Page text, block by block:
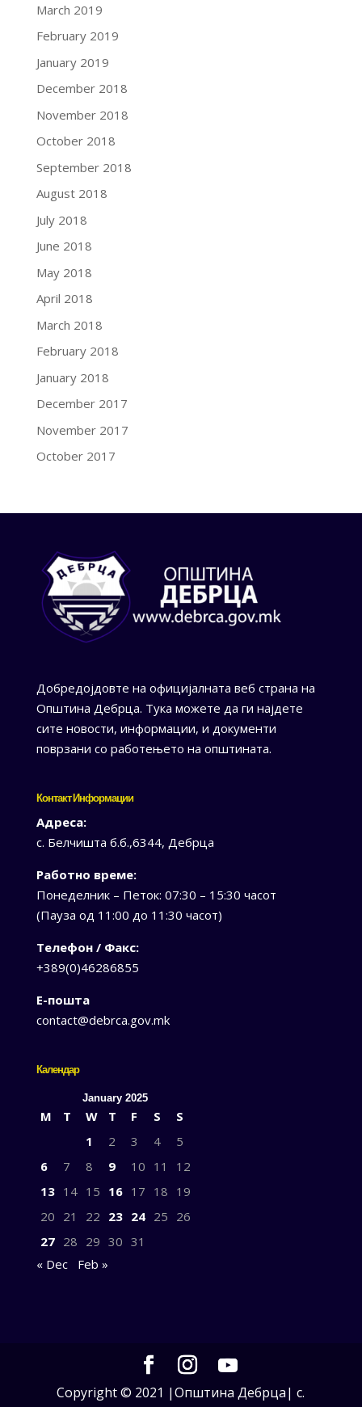
March 2019
February 2019
January 2019
December 2018
November 2018
October 2018
September 2018
August 2018
July 2018
June 2018
May 2018
April 2018
March 2018
February 2018
January 2018
December 2017
November 2017
October 2017
Добредојдовте на официјалната веб страна на
Општина Дебрца. Тука можете да ги најдете
сите новости, информации, и документи
поврзани со работењето на општината.
Контакт Информации
Адреса:
с. Белчишта б.б.,6344, Дебрца
Работно време:
Понеделник – Петок: 07:30 – 15:30 часот
(Пауза од 11:00 до 11:30 часот)
Телефон / Факс:
+389(0)46286855
Е-пошта
contact@debrca.gov.mk
Календар
January 2025
M T W T F S
S
1
2 3 4
5
6
7 8 9 10 11
12
13 14 15 16 17 18 19
20 21 22 23 24 25 26
27 28 29 30 31
« Dec
Feb »
Copyright © 2021 |Општина Дебрца| с.